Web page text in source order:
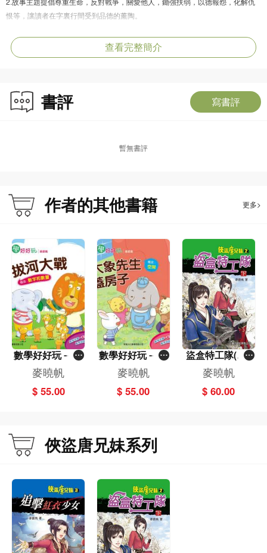
恨等，讓讀者在字裏行間受到品德的薰陶。
3.麥曉帆以其一向幽默鬼馬的風格自成一體，其字裏行間的幽默令人常常不由發
笑，其情節的出人意表（出自兒童品性的純真）令人不由讚歎其構思之獨特巧
4.本系列的故事背景和人物雖然是古代的，但由於作者善於以輕鬆的文字來敘
麥曉帆，青少年文學作家。作品反映青少年生活，主題積極向上，寫作風格風趣
好書、教育城十本好讀及兒童好讀等獎項。
個人網址：http://www.makmark.com
查看完整簡介
書評 寫書評
暫無書評
作者的其他書籍 更多>
數學好好玩－拔
河大戰－數字和
數量
麥曉帆
$ 55.00
數學好好玩－大
象先生蓋房子－
空間
麥曉帆
$ 55.00
盜盒特工隊(下)
[俠盜唐兄妹]
麥曉帆
$ 60.00
俠盜唐兄妹系列